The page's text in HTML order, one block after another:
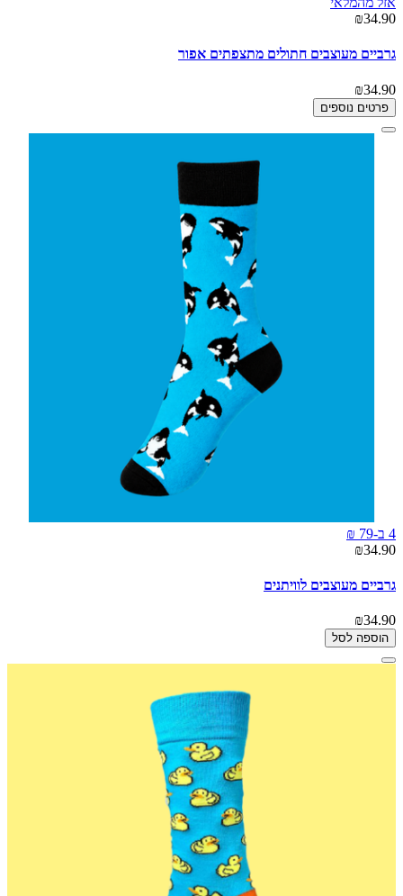
₪34.90
גרביים מעוצבים חתולים מתצפתים אפור
₪34.90
פרטים נוספים
4 ב-79 ₪
₪34.90
גרביים מעוצבים לוויתנים
₪34.90
הוספה לסל